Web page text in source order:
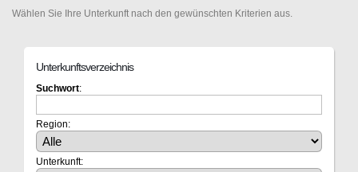
Wählen Sie Ihre Unterkunft nach den gewünschten Kriterien aus.
Unterkunftsverzeichnis
Suchwort:
Region:
Unterkunft: